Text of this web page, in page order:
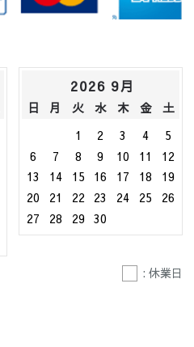
2026 9月
日 月 火 水 木 金
土
1
2 3 4
5
6
7 8 9 10 11
12
13
14 15 16 17 18
19
20
21 22 23 24 25
26
27
28 29 30
: 休業日